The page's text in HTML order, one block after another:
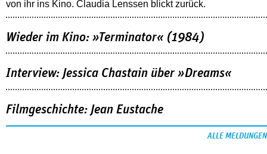
von ihr ins Kino. Claudia Lenssen blickt zurück.
Wieder im Kino: »Terminator« (1984)
Interview: Jessica Chastain über »Dreams«
Filmgeschichte: Jean Eustache
ALLE MELDUNGEN